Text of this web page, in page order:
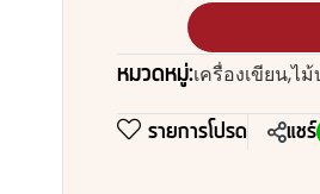
หมวดหมู่:เครื่องเขียน,ไม้
รายการโปรด แชร์